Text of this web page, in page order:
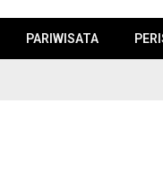
PARIWISATA